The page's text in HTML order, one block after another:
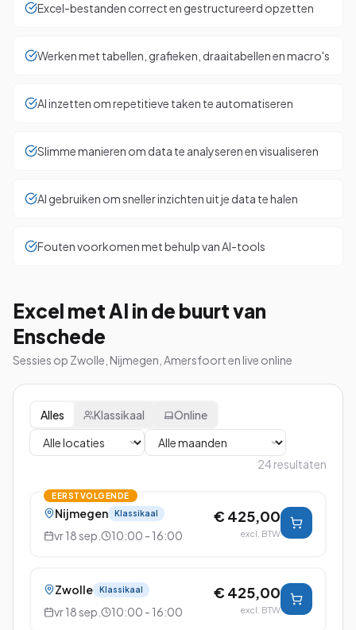
Excel-bestanden correct en gestructureerd opzetten
Werken met tabellen, grafieken, draaitabellen en macro's
AI inzetten om repetitieve taken te automatiseren
Slimme manieren om data te analyseren en visualiseren
AI gebruiken om sneller inzichten uit je data te halen
Fouten voorkomen met behulp van AI-tools
Excel met AI in de buurt van
Enschede
Sessies op Zwolle, Nijmegen, Amersfoort en live online
Alles Klassikaal Online
24 resultaten
EERSTVOLGENDE
Nijmegen Klassikaal
vr 18 sep. 10:00 - 16:00
€ 425,00
excl. BTW
Zwolle Klassikaal
vr 18 sep. 10:00 - 16:00
€ 425,00
excl. BTW